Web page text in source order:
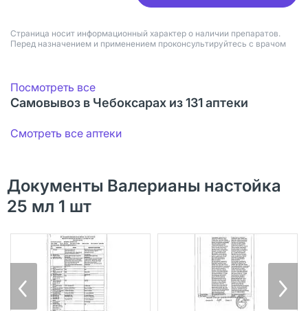
Страница носит информационный характер о наличии препаратов.
Перед назначением и применением проконсультируйтесь с врачом
Посмотреть все
Самовывоз в Чебоксарах из 131 аптеки
Смотреть все аптеки
Документы Валерианы настойка
25 мл 1 шт